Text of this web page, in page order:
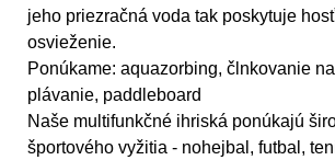
jeho priezračná voda tak poskytuje
osvieženie.
Ponúkame: aquazorbing, člnkovanie
plávanie, paddleboard
Naše multifunkčné ihriská ponúkajú
športového vyžitia - nohejbal, futbal,